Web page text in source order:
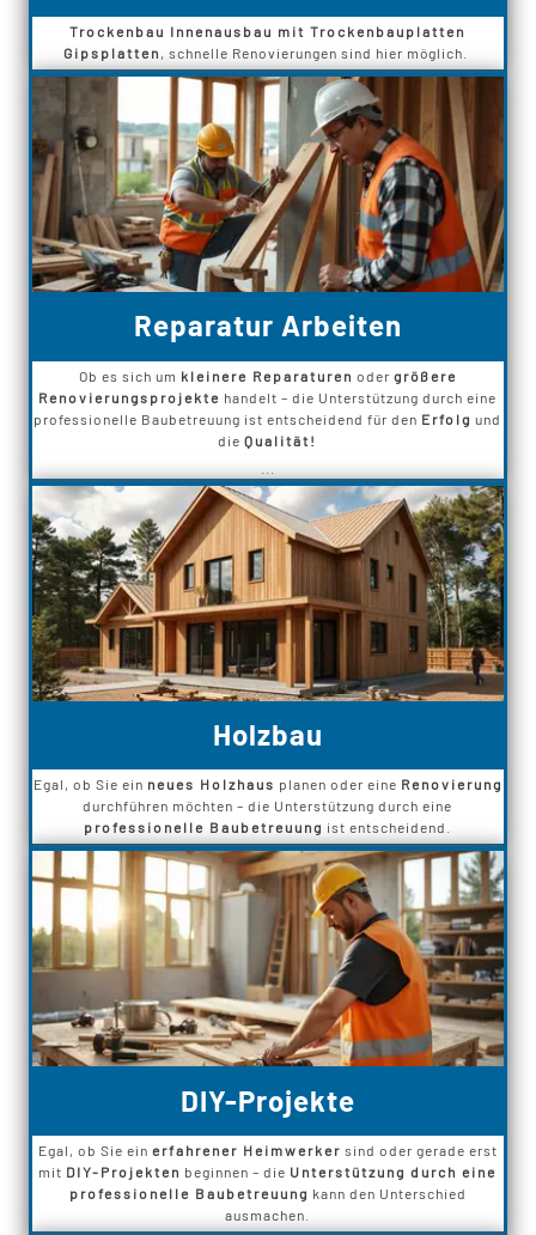
Trockenbau Innenausbau mit Trockenbauplatten
Gipsplatten , schnelle Renovierungen sind hier möglich.
Reparatur Arbeiten
Ob es sich um kleinere Reparaturen oder größere
Renovierungsprojekte handelt – die Unterstützung durch eine
professionelle Baubetreuung ist entscheidend für den Erfolg und
dieQualität!
Holzbau
Egal, ob Sie ein neues Holzhaus planen oder eine Renovierung
durchführen möchten – die Unterstützung durch eine
professionelle Baubetreuung ist entscheidend.
DIY-Projekte
Egal, ob Sie ein erfahrener Heimwerker sind oder gerade erst
mit DIY-Projekten beginnen – die Unterstützung durch eine
professionelle Baubetreuung kann den Unterschied
ausmachen.